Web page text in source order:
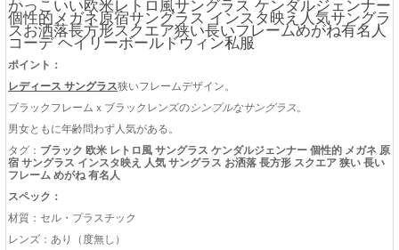
かっこいい欧米レトロ風サングラス ケンダルジェンナー
個性的メガネ原宿サングラス インスタ映え人気サングラ
スお洒落長方形スクエア狭い長いフレームめがね有名人
コーデ ヘイリーボールドウィン私服
ポイント：
レディース サングラス狭いフレームデザイン。
ブラックフレームｘブラックレンズの シンプルなサングラス 。
男女ともに年齢問わず人気がある。
タグ： ブラック 欧米 レトロ風 サングラス ケンダルジェンナー 個性的 メガネ 原
宿 サングラス インスタ映え 人気 サングラス お洒落 長方形 スクエア 狭い 長い
フレーム めがね 有名人
スペック：
材質：セル・プラスチック
レンズ：あり（度無し）